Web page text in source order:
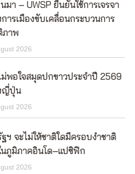
มา – UWSP ยืนยันใช้การเจรจา
ารเมืองขับเคลื่อนกระบวนการ
ภาพ
2026
ม่พอใจสมุดปกขาวประจำปี 2569
ญี่ปุ่น
2026
ฯ จะไม่ให้ชาติใดมีครอบงำชาติ
นภูมิภาคอินโด–แปซิฟิก
2026